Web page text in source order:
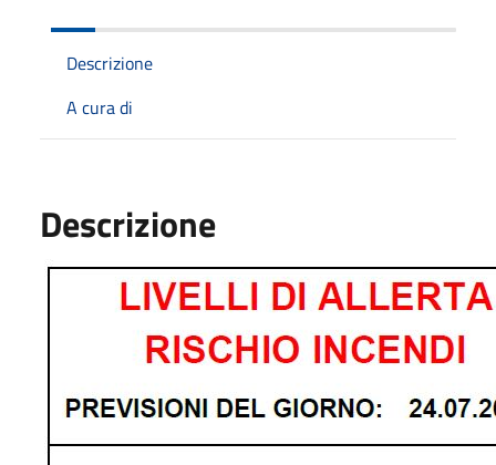
Descrizione
A cura di
Descrizione